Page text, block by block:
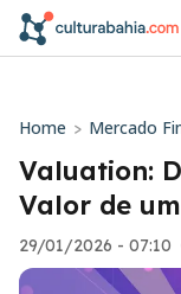
Home > Mercado
Valuation:
Valor de
29/01/2026 - 07:10